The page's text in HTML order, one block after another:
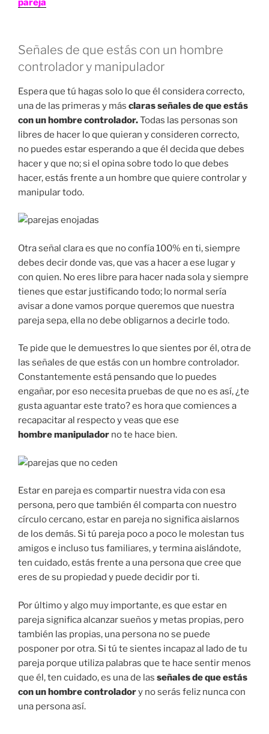
pareja
Señales de que estás con un hombre
controlador y manipulador
Espera que tú hagas solo lo que él considera correcto,
una de las primeras y más claras señales de que estás
con un hombre controlador.Todas las personas son
libres de hacer lo que quieran y consideren correcto,
no puedes estar esperando a que él decida que debes
hacer y que no; si el opina sobre todo lo que debes
hacer, estás frente a un hombre que quiere controlar y
manipular todo.
Otra señal clara es que no confía 100% en ti, siempre
debes decir donde vas, que vas a hacer a ese lugar y
con quien. No eres libre para hacer nada sola y siempre
tienes que estar justificando todo; lo normal sería
avisar a done vamos porque queremos que nuestra
pareja sepa, ella no debe obligarnos a decirle todo.
Te pide que le demuestres lo que sientes por él, otra de
las señales de que estás con un hombre controlador.
Constantemente está pensando que lo puedes
engañar, por eso necesita pruebas de que no es así, ¿te
gusta aguantar este trato? es hora que comiences a
recapacitar al respecto y veas que ese
hombre manipulador no te hace bien.
Estar en pareja es compartir nuestra vida con esa
persona, pero que también él comparta con nuestro
círculo cercano, estar en pareja no significa aislarnos
de los demás. Si tú pareja poco a poco le molestan tus
amigos e incluso tus familiares, y termina aislándote,
ten cuidado, estás frente a una persona que cree que
eres de su propiedad y puede decidir por ti.
Por último y algo muy importante, es que estar en
pareja significa alcanzar sueños y metas propias, pero
también las propias, una persona no se puede
posponer por otra. Si tú te sientes incapaz al lado de tu
pareja porque utiliza palabras que te hace sentir menos
que él, ten cuidado, es una de las señales de que estás
con un hombre controladory no serás feliz nunca con
una persona así.